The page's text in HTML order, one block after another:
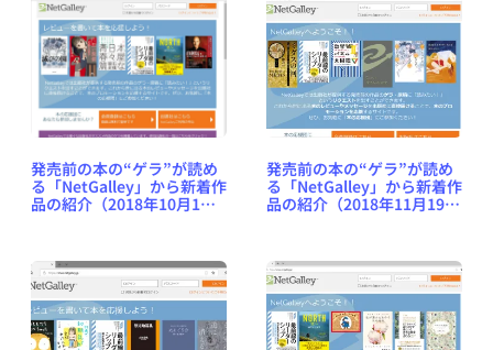
発売前の本の“ゲラ”が読め
る「NetGalley」から新着作
品の紹介（2018年10月1日
発売前の本の“ゲラ”が読め
る「NetGalley」から新着作
品の紹介（2018年11月19日